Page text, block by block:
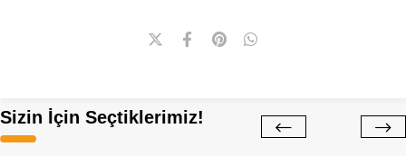
Sizin İçin Seçtiklerimiz!